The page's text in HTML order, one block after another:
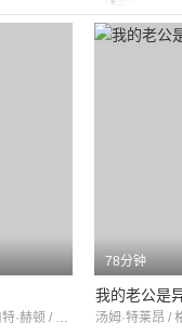
查尔斯·布朗森 / 罗伯特·赫顿 / 约翰·卡拉丁
78分钟
我的老公是